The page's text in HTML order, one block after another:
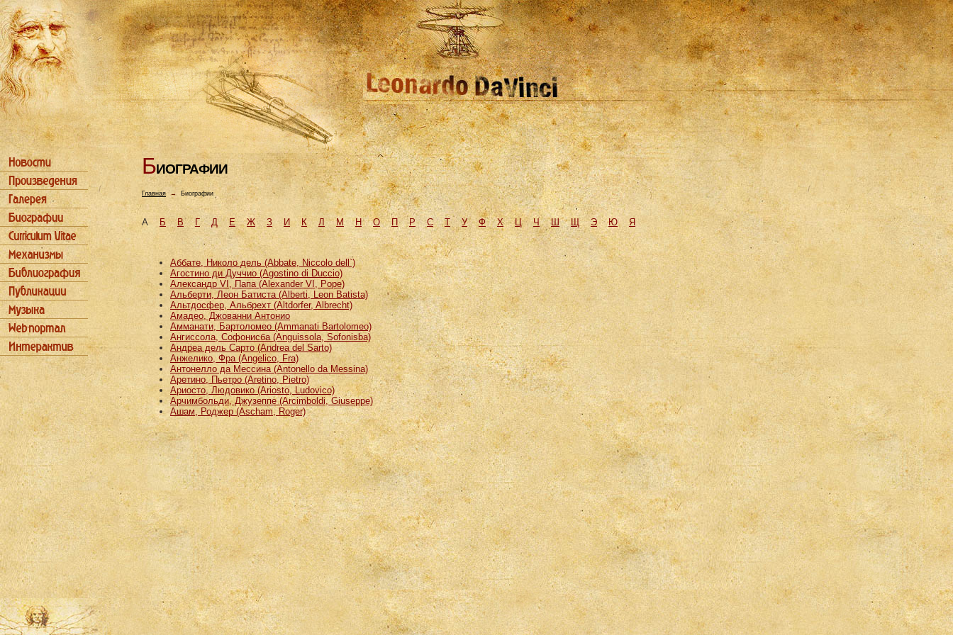
БИОГРАФИИ
Главная→ Биографии
АБ В Г Д Е Ж З И К Л М H О П Р С Т У Ф Х Ц Ч Ш Щ Э Ю Я
Аббате, Николо дель (Abbate, Niccolo dell`)
Агостино ди Дуччио (Agostino di Duccio)
Александр VI, Папа (Alexander VI, Pope)
Альберти, Леон Батиста (Alberti, Leon Batista)
Альтдосфер, Альбрехт (Altdorfer, Albrecht)
Амадео, Джованни Антонио
Амманати, Бартоломео (Ammanati Bartolomeo)
Ангиссола, Софонисба (Anguissola, Sofonisba)
Андреа дель Сарто (Andrea del Sarto)
Анжелико, Фра (Angelico, Fra)
Антонелло да Мессина (Antonello da Messina)
Аретино, Пьетро (Aretino, Pietro)
Ариосто, Людовико (Ariosto, Ludovico)
Арчимбольди, Джузеппе (Arcimboldi, Giuseppe)
Ашам, Роджер (Ascham, Roger)